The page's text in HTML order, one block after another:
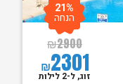
₪2900
₪2301
21%
הנחה
זוג, ל-2 לילות